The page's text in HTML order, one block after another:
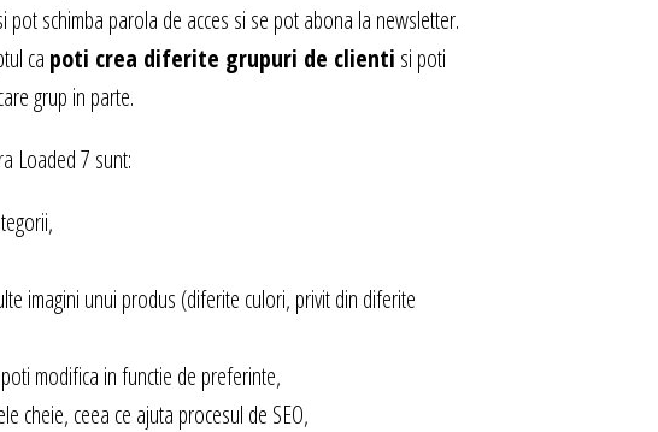
pot schimba parola de acces si se pot abona la newsletter.
ca poti crea diferite grupuri de clienti si poti
grup in parte.
Loaded 7 sunt:
imagini unui produs (diferite culori, privit din diferite
modifica in functie de preferinte,
cheie, ceea ce ajuta procesul de SEO,